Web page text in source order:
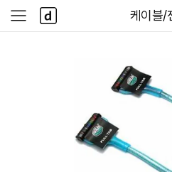
다나와
케이블/
사
이
다
나
와